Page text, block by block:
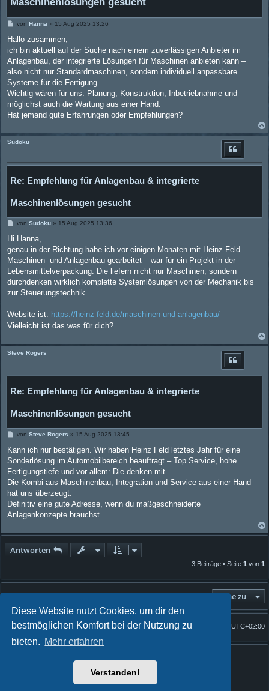
Diese Website nutzt Cookies, um dir den
bestmöglichen Komfort bei der Nutzung zu
bieten. Mehr erfahren
Verstanden!
B
i
r
a
von Hanna » 15 Aug 2025 13:26
Hallo zusammen,
ich bin aktuell auf der Suche nach einem zuverlässigen Anbieter im
Anlagenbau, der integrierte Lösungen für Maschinen anbieten kann –
also nicht nur Standardmaschinen, sondern individuell anpassbare
Systeme für die Fertigung.
Wichtig wären für uns: Planung, Konstruktion, Inbetriebnahme und
möglichst auch die Wartung aus einer Hand.
Hat jemand gute Erfahrungen oder Empfehlungen?
Sudoku
Re: Empfehlung für Anlagenbau & integrierte
Maschinenlösungen gesucht
B
r
a
von Sudoku» 15 Aug 2025 13:36
Hi Hanna,
genau in der Richtung habe ich vor einigen Monaten mit Heinz Feld
Maschinen- und Anlagenbau gearbeitet – war für ein Projekt in der
Lebensmittelverpackung. Die liefern nicht nur Maschinen, sondern
durchdenken wirklich komplette Systemlösungen von der Mechanik bis
zur Steuerungstechnik.
Website ist: https://heinz-feld.de/maschinen-und-anlagenbau/
Vielleicht ist das was für dich?
Steve Rogers
Re: Empfehlung für Anlagenbau & integrierte
Maschinenlösungen gesucht
B
i
r
a
von Steve Rogers » 15 Aug 2025 13:45
Kann ich nur bestätigen. Wir haben Heinz Feld letztes Jahr für eine
Sonderlösung im Automobilbereich beauftragt – Top Service, hohe
Fertigungstiefe und vor allem: Die denken mit.
Die Kombi aus Maschinenbau, Integration und Service aus einer Hand
hat uns überzeugt.
Definitiv eine gute Adresse, wenn du maßgeschneiderte
Anlagenkonzepte brauchst.
Antworten
3 Beiträge • Seite 1 von 1
Gehe zu
Startseite Foren-Übersicht Alle Zeiten sind UTC+02:00
Quantum Codex style byFanFanlaTuFlippe
phpBB.de
Nutzungsbedingungen